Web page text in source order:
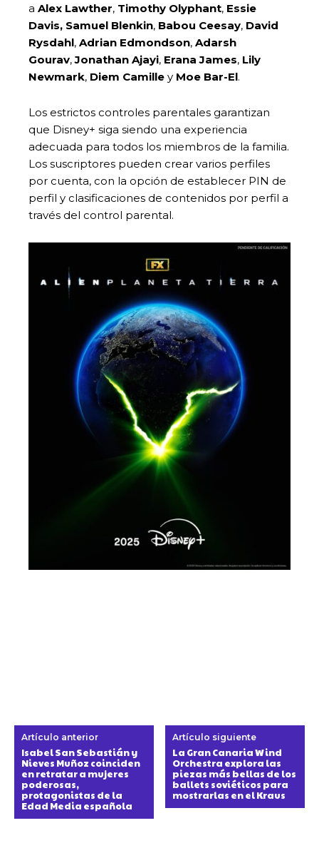
a Alex Lawther, Timothy Olyphant, Essie
Davis, Samuel Blenkin, Babou Ceesay, David
Rysdahl, Adrian Edmondson, Adarsh
Gourav,Jonathan Ajayi, Erana James, Lily
Newmark, Diem Camille y Moe Bar-El.
Los estrictos controles parentales garantizan
que Disney+ siga siendo una experiencia
adecuada para todos los miembros de la familia.
Los suscriptores pueden crear varios perfiles
por cuenta, con la opción de establecer PIN de
perfil y clasificaciones de contenidos por perfil a
través del control parental.
Artículo anterior
Isabel San Sebastián y
Nieves Muñoz coinciden
en retratar a mujeres
poderosas,
protagonistas de la
Edad Media española
Artículo siguiente
La Gran Canaria Wind
Orchestra explora las
piezas más bellas de los
ballets soviéticos para
mostrarlas en el Kraus